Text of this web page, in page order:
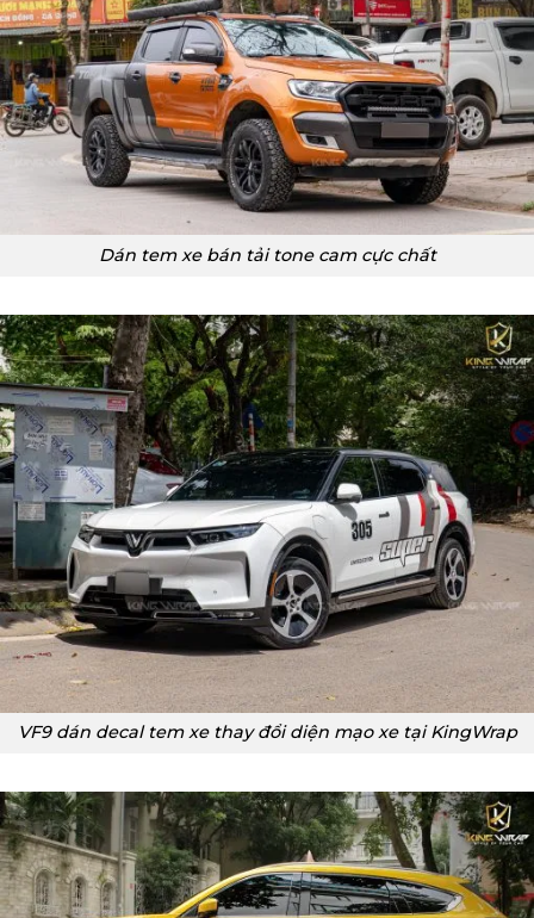
Dán tem xe bán tải tone cam cực chất
VF9 dán decal tem xe thay đổi diện mạo xe tại KingWrap